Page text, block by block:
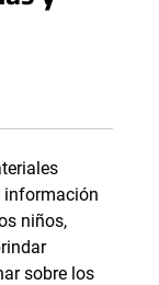
información
niños,
sobre los